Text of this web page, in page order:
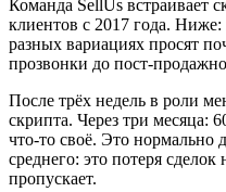
Команда SellUs встраивает
клиентов с 2017 года. Ниже:
разных вариациях просят
прозвонки до пост-
После трёх недель в роли
скрипта. Через три месяца:
что-то своё. Это нормально
среднего: это потеря
пропускает.